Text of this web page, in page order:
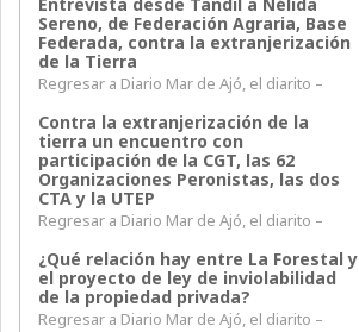
Sereno, de Federación Agraria, Base
Federada, contra la extranjerización
de la Tierra
Regresar a Diario Mar de Ajó, el diarito –
Contra la extranjerización de la
tierra un encuentro con
participación de la CGT, las 62
Organizaciones Peronistas, las dos
CTA y la UTEP
Regresar a Diario Mar de Ajó, el diarito –
¿Qué relación hay entre La Forestal y
el proyecto de ley de inviolabilidad
de la propiedad privada?
Regresar a Diario Mar de Ajó, el diarito –